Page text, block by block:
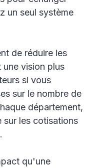
un seul système
de réduire les
une vision plus
si vous
sur le nombre de
département,
sur les cotisations
qu'une